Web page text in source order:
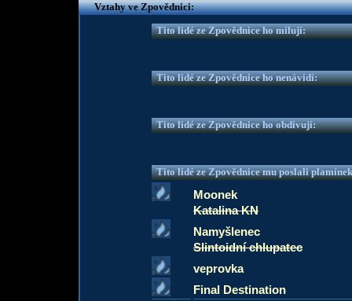
Vztahy ve Zpovědnici:
Tito lidé ze Zpovědnice ho milují:
Tito lidé ze Zpovědnice ho nenávidí:
Tito lidé ze Zpovědnice ho obdivují:
Tito lidé ze Zpovědnice mu poslali
Moonek
Katalina KN
Namyšlenec
Slintoidní chlupatec
veprovka
Final Destination